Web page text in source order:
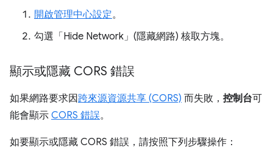
開啟管理中心設定。
勾選「Hide Network」(隱藏網路) 核取方塊。
顯示或隱藏 CORS 錯誤
如果網路要求因跨來源資源共享 (CORS) 而失敗， 控制台可
能會顯示 CORS 錯誤。
如要顯示或隱藏 CORS 錯誤，請按照下列步驟操作：